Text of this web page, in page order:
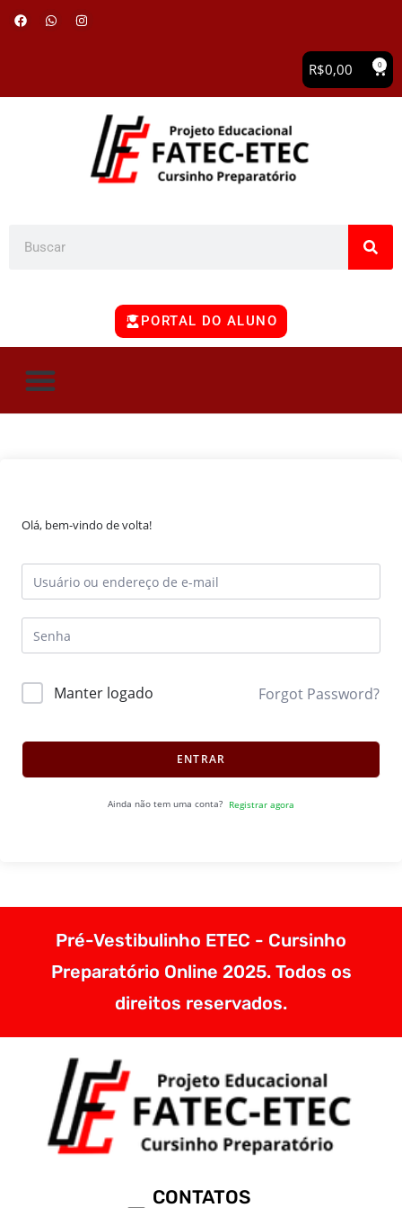
R$0,00 0
PORTAL DO ALUNO
Olá, bem-vindo de volta!
Manter logado Forgot Password?
ENTRAR
Ainda não tem uma conta? Registrar agora
Pré-Vestibulinho ETEC - Cursinho
Preparatório Online 2025. Todos os
direitos reservados.
CONTATOS